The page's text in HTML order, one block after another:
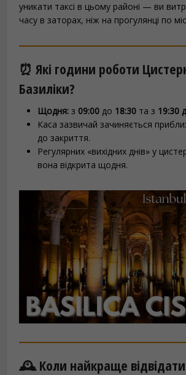
уникати таксі в цьому районі — ви
часу в заторах, ніж на прогулянці по
⏰ Які години роботи
Базиліки?
Щодня: з 09:00 до 18:30 та з 19:30
Каса зазвичай зачиняється
до закриття.
Регулярних «вихідних днів» у
вона відкрита щодня.
🕰️ Коли найкраще